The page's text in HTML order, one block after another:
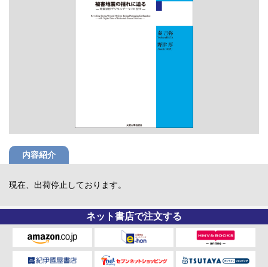
内容紹介
現在、出荷停止しております。
ネット書店で注文する